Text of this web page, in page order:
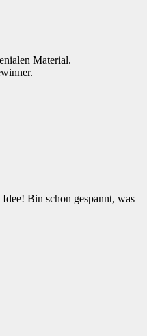
Material.
Bin schon gespannt, was